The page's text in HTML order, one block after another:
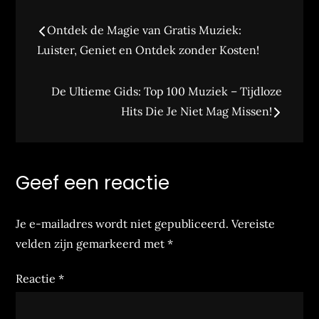
Bericht
navigatie
Ontdek de Magie van Gratis Muziek:
Luister, Geniet en Ontdek zonder Kosten!
De Ultieme Gids: Top 100 Muziek – Tijdloze
Hits Die Je Niet Mag Missen!
Geef een reactie
Je e-mailadres wordt niet gepubliceerd. Vereiste
velden zijn gemarkeerd met*
Reactie*